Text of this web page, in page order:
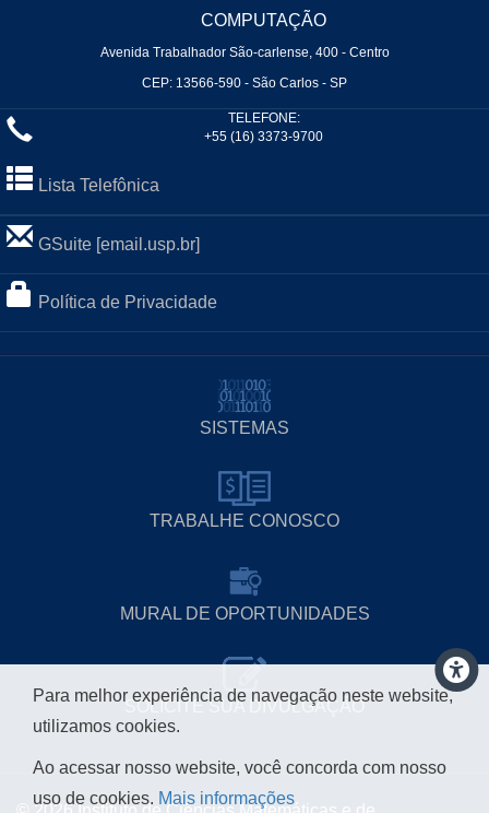
COMPUTAÇÃO
Avenida Trabalhador São-carlense, 400 - Centro
CEP: 13566-590 - São Carlos - SP
TELEFONE:
+55 (16) 3373-9700
Lista Telefônica
GSuite [email.usp.br]
Política de Privacidade
SISTEMAS
TRABALHE CONOSCO
MURAL DE OPORTUNIDADES
SOLICITE SUA DIVULGAÇÃO
Para melhor experiência de navegação neste website,
utilizamos cookies.
Ao acessar nosso website, você concorda com nosso
uso de cookies. Mais informações